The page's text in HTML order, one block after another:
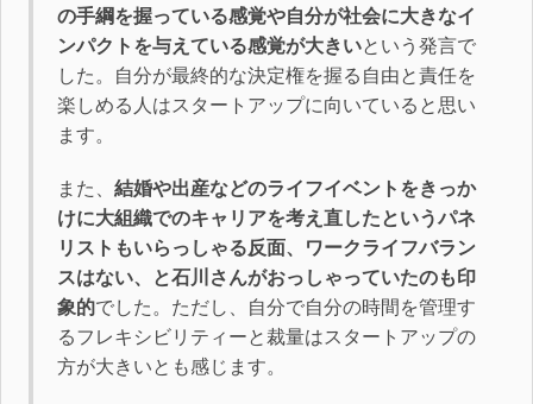
の手綱を握っている感覚や自分が社会に大きなイ
ンパクトを与えている感覚が大きいという発言で
した。自分が最終的な決定権を握る自由と責任を
楽しめる人はスタートアップに向いていると思い
ます。
また、 結婚や出産などのライフイベントをきっか
けに大組織でのキャリアを考え直したというパネ
リストもいらっしゃる反面、ワークライフバラン
スはない、と石川さんがおっしゃっていたのも印
象的でした。ただし、自分で自分の時間を管理す
るフレキシビリティーと裁量はスタートアップの
方が大きいとも感じます。